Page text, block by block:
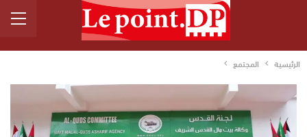
الرئيسية المجتمع